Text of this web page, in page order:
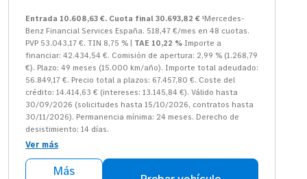
Entrada 10.608,63 €. Cuota final 30.693,82 € ¹Mercedes-
Benz Financial Services España. 518,47 €/mes en 48 cuotas.
PVP 53.043,17 €. TIN 8,75 % | TAE 10,22 % Importe a
financiar: 42.434,54 €. Comisión de apertura: 2,99 % (1.268,79
€). Plazo: 49 meses (15.000 km/año). Importe total adeudado:
56.849,17 €. Precio total a plazos: 67.457,80 €. Coste del
crédito: 14.414,63 € (intereses: 13.145,84 €). Válido hasta
30/09/2026 (solicitudes hasta 15/10/2026, contratos hasta
30/11/2026). Permanencia mínima: 24 meses. Derecho de
desistimiento: 14 días.
Ver más
Más